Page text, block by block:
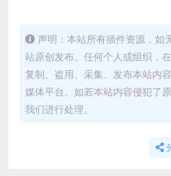
声明：本站所有插件资源，如
站原创发布。任何个人或组织，
复制、盗用、采集、发布本站内
媒体平台。如若本站内容侵犯了
我们进行处理。